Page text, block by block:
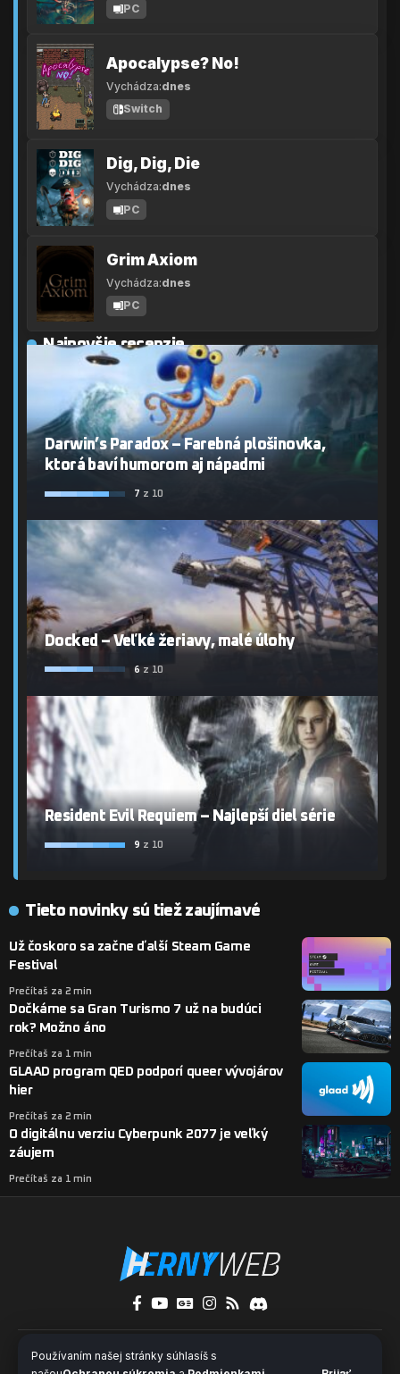
Používaním našej stránky súhlasíš s
PC
Apocalypse? No!
Vychádza:dnes
Switch
Dig, Dig, Die
Vychádza:dnes
PC
Grim Axiom
Vychádza:dnes
PC
Najnovšie recenzie
Darwin’s Paradox – Farebná plošinovka,
ktorá baví humorom aj nápadmi
7 z 10
Docked – Veľké žeriavy, malé úlohy
6 z 10
Resident Evil Requiem – Najlepší diel série
9 z 10
Tieto novinky sú tiež zaujímavé
Už čoskoro sa začne ďalší Steam Game
Festival
Prečítaš za 2 min
Dočkáme sa Gran Turismo 7 už na budúci
rok? Možno áno
Prečítaš za 1 min
GLAAD program QED podporí queer vývojárov
hier
Prečítaš za 2 min
O digitálnu verziu Cyberpunk 2077 je veľký
záujem
Prečítaš za 1 min
O nás Kontakty